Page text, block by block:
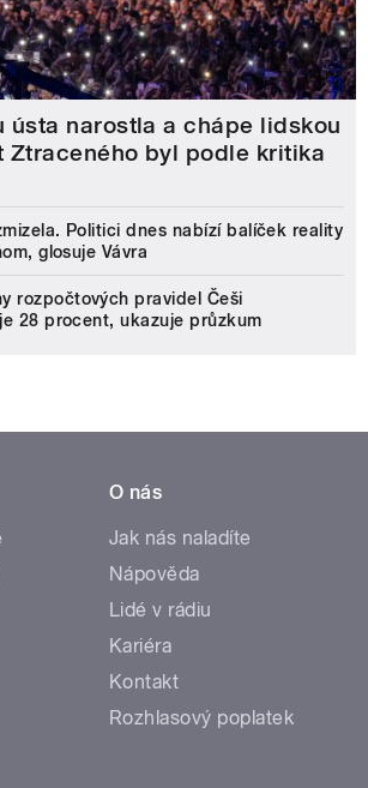
ústa narostla a chápe lidskou
Ztraceného byl podle kritika
Politici dnes nabízí balíček reality
glosuje Vávra
rozpočtových pravidel Češi
28 procent, ukazuje průzkum
O nás
Jak nás naladíte
Nápověda
Lidé v rádiu
Kariéra
Kontakt
Rozhlasový poplatek